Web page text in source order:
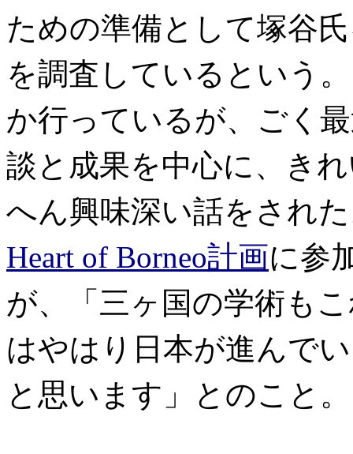
ための準備として塚谷
を調査しているという
か行っているが、ごく
談と成果を中心に、き
へん興味深い話をされ
Heart of Borneo計画に参
が、「三ヶ国の学術も
はやはり日本が進んで
と思います」とのこと。